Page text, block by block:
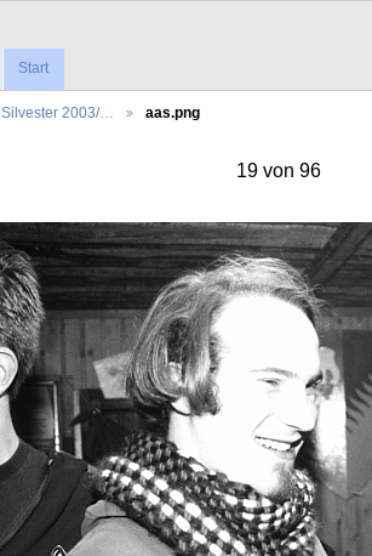
Start
Silvester 2003/… aas.png
19 von 96